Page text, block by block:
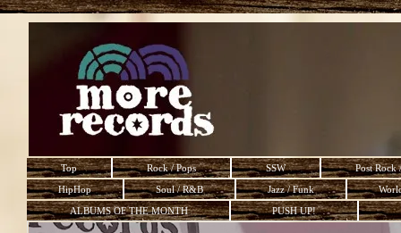
Top Rock / Pops SSW
Post Rock
HipHop
Soul / R&B Jazz / Funk
ALBUMS OF THE MONTH
PUSH UP!